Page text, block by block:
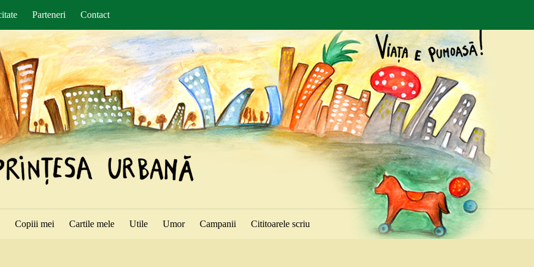
Parteneri Contact
Copiii mei Cartile mele Utile Umor Campanii Cititoarele scriu